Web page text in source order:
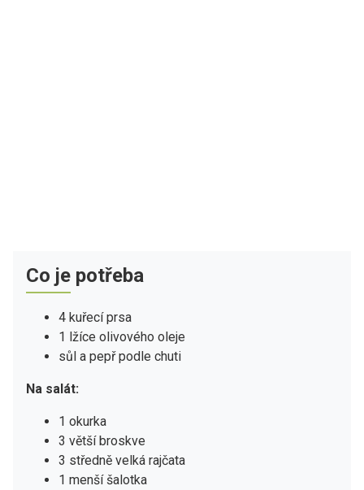
Co je potřeba
4 kuřecí prsa
1 lžíce olivového oleje
sůl a pepř podle chuti
Na salát:
1 okurka
3 větší broskve
3 středně velká rajčata
1 menší šalotka